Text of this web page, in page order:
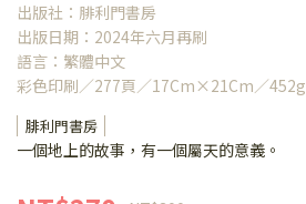
出版社：腓利門書房
出版日期：2024年六月再刷
語言：繁體中文
彩色印刷／277頁／17Cm×21Cm／452g
腓利門書房
一個地上的故事，有一個屬天的意義。